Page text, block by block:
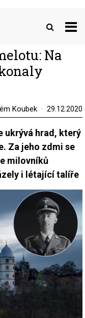
Na
Koubek 29.12.2020
ukrývá hrad, který
Za jeho zdmi se
milovníků
i létající talíře